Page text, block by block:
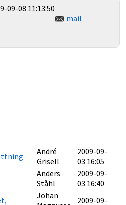
09-08 11:13:50
mail
André
Grisell
2009-09-
03 16:05
Anders
Ståhl
2009-09-
03 16:40
Johan
2009-09-